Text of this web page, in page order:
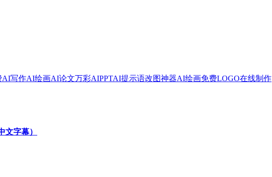
AI写作AI绘画AI论文万彩AIPPTAI提示语改图神器AI绘画免费LOGO在线制作
文字幕）